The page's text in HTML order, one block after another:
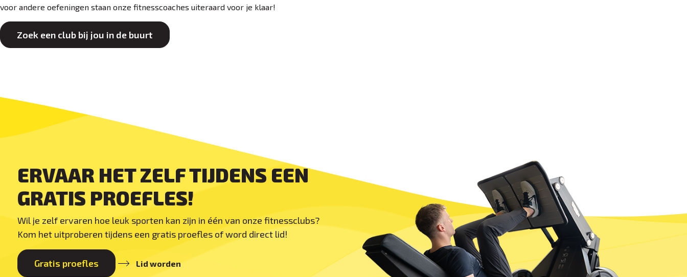
voor andere oefeningen staan onze fitnesscoaches uiteraard voor je klaar!
Zoek een club bij jou in de buurt
ERVAAR HET ZELF TIJDENS EEN
GRATIS PROEFLES!
Wil je zelf ervaren hoe leuk sporten kan zijn in één van onze fitnessclubs?
Kom het uitproberen tijdens een gratis proefles of word direct lid!
Gratis proefles Lid worden